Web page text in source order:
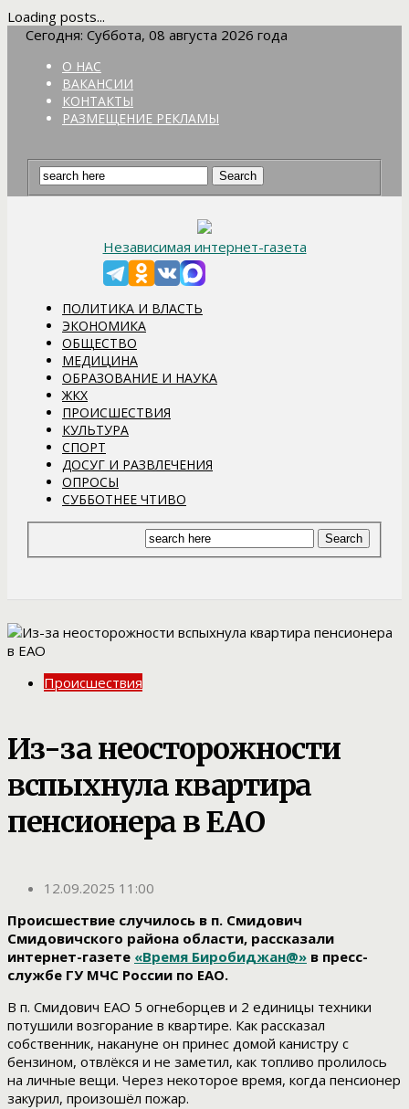
Loading posts...
Сегодня: Суббота, 08 августа 2026 года
О НАС
ВАКАНСИИ
КОНТАКТЫ
РАЗМЕЩЕНИЕ РЕКЛАМЫ
Независимая интернет-газета
ПОЛИТИКА И ВЛАСТЬ
ЭКОНОМИКА
ОБЩЕСТВО
МЕДИЦИНА
ОБРАЗОВАНИЕ И НАУКА
ЖКХ
ПРОИСШЕСТВИЯ
КУЛЬТУРА
СПОРТ
ДОСУГ И РАЗВЛЕЧЕНИЯ
ОПРОСЫ
СУББОТНЕЕ ЧТИВО
Происшествия
Из-за неосторожности
вспыхнула квартира
пенсионера в ЕАО
12.09.2025 11:00
Происшествие случилось в п. Смидович
Смидовичского района области, рассказали
интернет-газете «Время Биробиджан@» в пресс-
службе ГУ МЧС России по ЕАО.
В п. Смидович ЕАО 5 огнеборцев и 2 единицы техники
потушили возгорание в квартире. Как рассказал
собственник, накануне он принес домой канистру с
бензином, отвлёкся и не заметил, как топливо пролилось
на личные вещи. Через некоторое время, когда пенсионер
закурил, произошёл пожар.